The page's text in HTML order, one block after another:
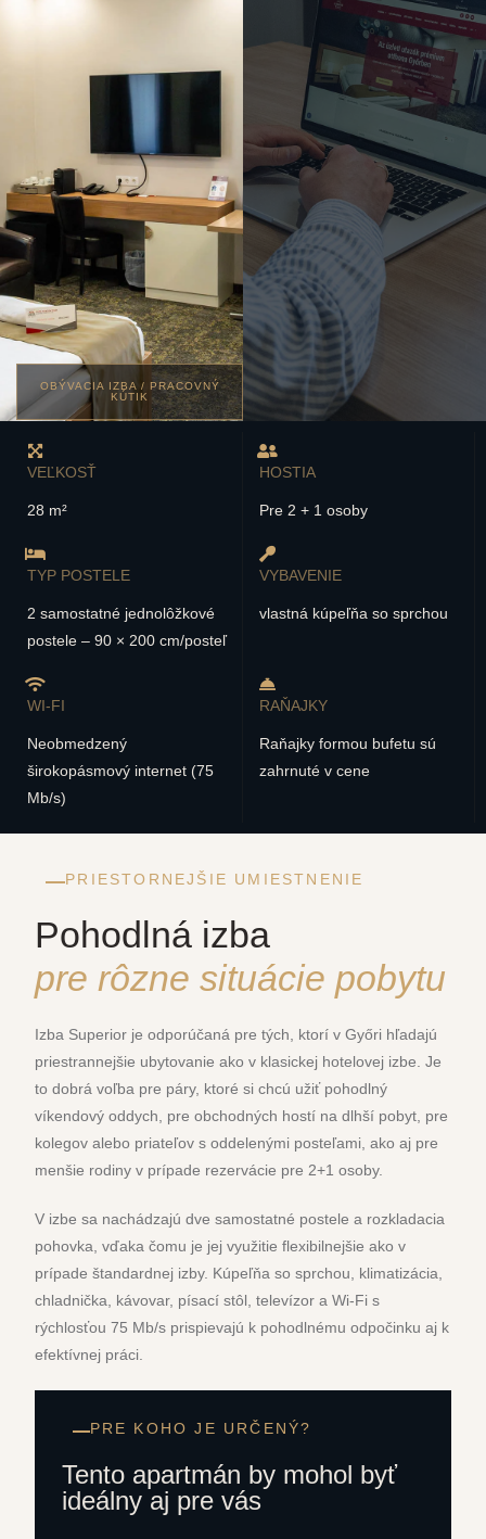
OBÝVACIA IZBA / PRACOVNÝ
KÚTIK
VEĽKOSŤ
28 m²
HOSTIA
Pre 2 + 1 osoby
TYP POSTELE
2 samostatné jednolôžkové
postele – 90 × 200 cm/posteľ
VYBAVENIE
vlastná kúpeľňa so sprchou
WI-FI
Neobmedzený
širokopásmový internet (75
Mb/s)
RAŇAJKY
Raňajky formou bufetu sú
zahrnuté v cene
PRIESTORNEJŠIE UMIESTNENIE
Pohodlná izba
pre rôzne situácie pobytu
Izba Superior je odporúčaná pre tých, ktorí v Győri hľadajú
priestrannejšie ubytovanie ako v klasickej hotelovej izbe. Je
to dobrá voľba pre páry, ktoré si chcú užiť pohodlný
víkendový oddych, pre obchodných hostí na dlhší pobyt, pre
kolegov alebo priateľov s oddelenými posteľami, ako aj pre
menšie rodiny v prípade rezervácie pre 2+1 osoby.
V izbe sa nachádzajú dve samostatné postele a rozkladacia
pohovka, vďaka čomu je jej využitie flexibilnejšie ako v
prípade štandardnej izby. Kúpeľňa so sprchou, klimatizácia,
chladnička, kávovar, písací stôl, televízor a Wi-Fi s
rýchlosťou 75 Mb/s prispievajú k pohodlnému odpočinku aj k
efektívnej práci.
PRE KOHO JE URČENÝ?
Tento apartmán by mohol byť
ideálny aj pre vás